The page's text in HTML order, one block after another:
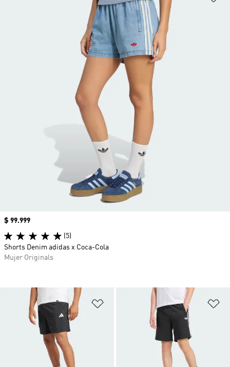
Añadir a la lista de deseos
Precio
$ 99.999
(5)
Shorts Denim adidas x Coca-Cola
Mujer Originals